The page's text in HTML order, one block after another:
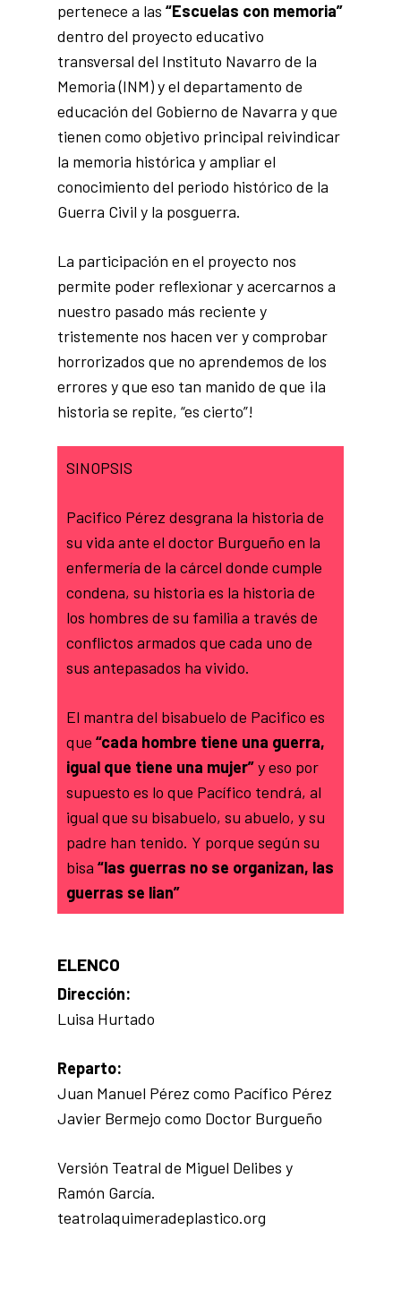
pertenece a las“Escuelas con memoria”
dentro del proyecto educativo
transversal del Instituto Navarro de la
Memoria (INM) y el departamento de
educación del Gobierno de Navarra y que
tienen como objetivo principal reivindicar
la memoria histórica y ampliar el
conocimiento del periodo histórico de la
Guerra Civil y la posguerra.
La participación en el proyecto nos
permite poder reflexionar y acercarnos a
nuestro pasado más reciente y
tristemente nos hacen ver y comprobar
horrorizados que no aprendemos de los
errores y que eso tan manido de que ¡la
historia se repite, “es cierto”!
SINOPSIS
Pacifico Pérez desgrana la historia de
su vida ante el doctor Burgueño en la
enfermería de la cárcel donde cumple
condena, su historia es la historia de
los hombres de su familia a través de
conflictos armados que cada uno de
sus antepasados ha vivido.
El mantra del bisabuelo de Pacifico es
que“cada hombre tiene una guerra,
igual que tiene una mujer”y eso por
supuesto es lo que Pacífico tendrá, al
igual que su bisabuelo, su abuelo, y su
padre han tenido. Y porque según su
bisa“las guerras no se organizan, las
guerras se lian”
ELENCO
Dirección:
Luisa Hurtado
Reparto:
Juan Manuel Pérez como Pacífico Pérez
Javier Bermejo como Doctor Burgueño
Versión Teatral de Miguel Delibes y
Ramón García.
teatrolaquimeradeplastico.org